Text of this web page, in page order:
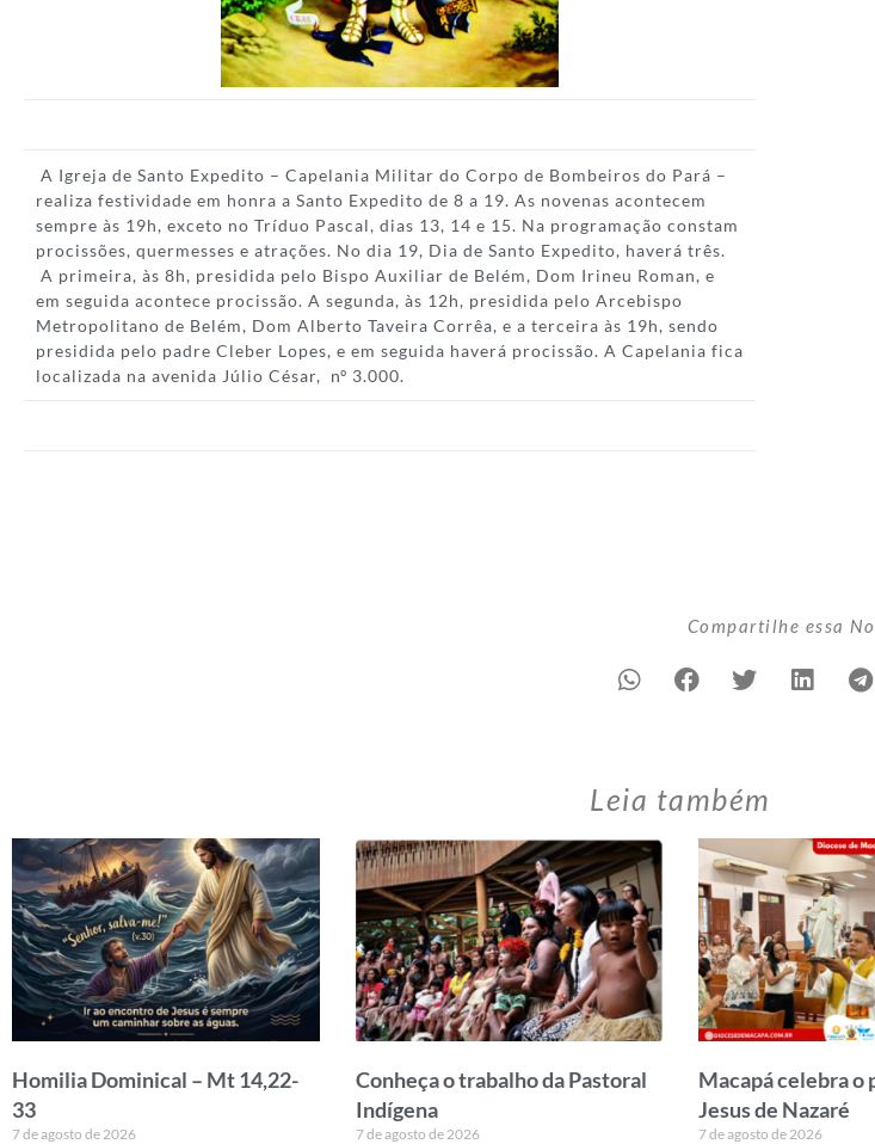
A Igreja de Santo Expedito – Capelania Militar do Corpo de Bombeiros do Pará –
realiza festividade em honra a Santo Expedito de 8 a 19. As novenas acontecem
sempre às 19h, exceto no Tríduo Pascal, dias 13, 14 e 15. Na programação constam
procissões, quermesses e atrações. No dia 19, Dia de Santo Expedito, haverá três.
A primeira, às 8h, presidida pelo Bispo Auxiliar de Belém, Dom Irineu Roman, e
em seguida acontece procissão. A segunda, às 12h, presidida pelo Arcebispo
Metropolitano de Belém, Dom Alberto Taveira Corrêa, e a terceira às 19h, sendo
presidida pelo padre Cleber Lopes, e em seguida haverá procissão. A Capelania fica
localizada na avenida Júlio César, nº 3.000.
Compartilhe essa
Leia também
Homilia Dominical – Mt 14,22-
33
7 de agosto de 2026
Conheça o trabalho da Pastoral
Indígena
7 de agosto de 2026
Macapá celebra o
Jesus de Nazaré
7 de agosto de 2026